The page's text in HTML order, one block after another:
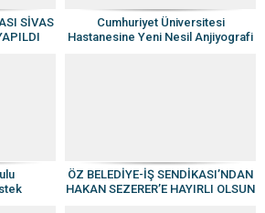
SİVAS
Cumhuriyet Üniversitesi
Hastanesine Yeni Nesil Anjiyografi
ÖZ BELEDİYE-İŞ SENDİKASI’NDAN
HAKAN SEZERER’E HAYIRLI OLSUN